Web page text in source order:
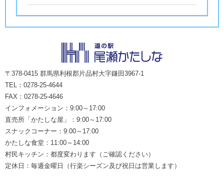
〒378-0415 群馬県利根郡片品村大字鎌田3967-1
TEL：0278-25-4644
FAX：0278-25-4646
インフォメーション：9:00～17:00
直売所「かたしな屋」：9:00～17:00
スナックコーナー：9:00～17:00
かたしな食堂：11:00～14:00
村民キッチン：都度変わります（ご確認ください）
定休日：毎週金曜日（行楽シーズン及び祝日は営業します）